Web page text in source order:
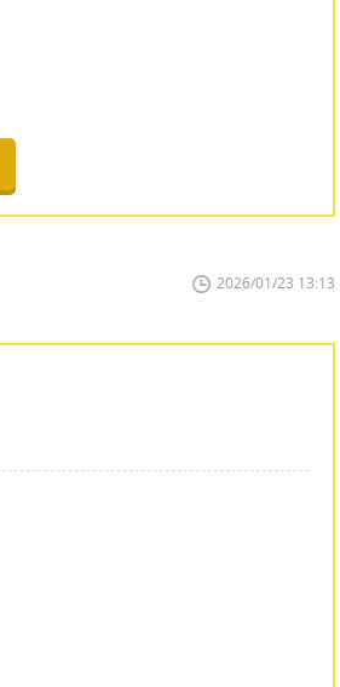
2026/01/23 13:13